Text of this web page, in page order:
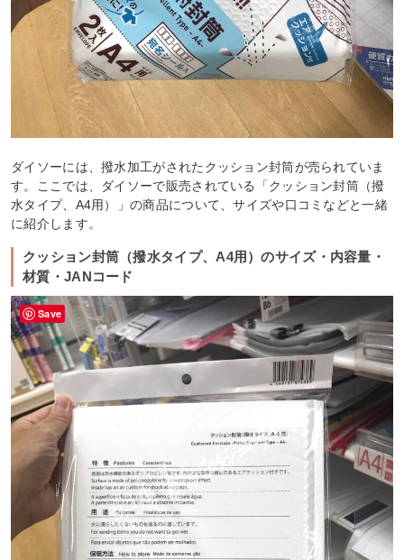
ダイソーには、撥水加工がされたクッション封筒が売られていま
す。ここでは、ダイソーで販売されている「クッション封筒（撥
水タイプ、A4用）」の商品について、サイズや口コミなどと一緒
に紹介します。
クッション封筒（撥水タイプ、A4用）のサイズ・内容量・
材質・JANコード
Save